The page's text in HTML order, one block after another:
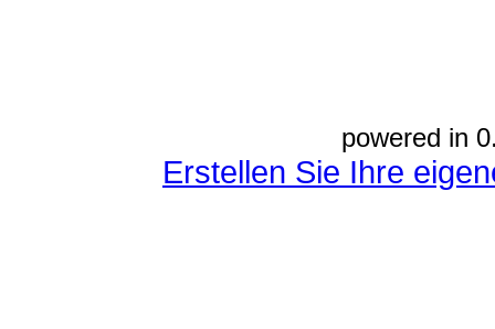
powered in
Erstellen Sie Ihre